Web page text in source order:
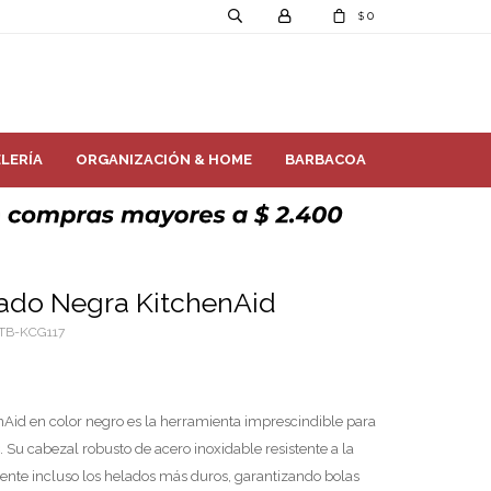
ORGANIZACIÓN & HOME BARBACOA
$ 0
Negra KitchenAid
KCG117
en color negro es la herramienta imprescindible para
Su cabezal robusto de acero inoxidable resistente a la
incluso los helados más duros, garantizando bolas